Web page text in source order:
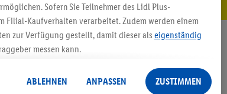
Sofern Sie Teilnehmer des Lidl Plus-
Filial-Kaufverhalten verarbeitet. Zudem werden einem
zur Verfügung gestellt, damit dieser als eigenständig
messen kann.
Daten (z.B. über Ihre Nutzung der Lidl-Dienste, Ihr
- z.B. Alter oder Geschlecht - sowie Ihre
ABLEHNEN ANPASSEN ZUSTIMMEN